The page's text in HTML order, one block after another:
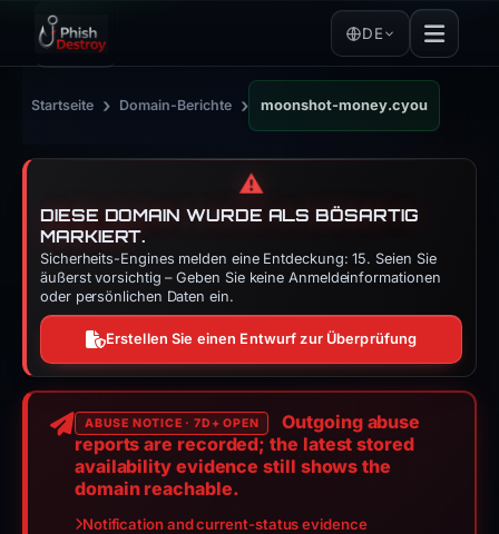
DE
Startseite › Domain-Berichte › moonshot-money.cyou
⚠️
DIESE DOMAIN WURDE ALS BÖSARTIG
MARKIERT.
Sicherheits-Engines melden eine Entdeckung: 15. Seien Sie
äußerst vorsichtig – Geben Sie keine Anmeldeinformationen
oder persönlichen Daten ein.
Erstellen Sie einen Entwurf zur Überprüfung
ABUSE NOTICE · 7D+ OPEN
Outgoing abuse
reports are recorded; the latest stored
availability evidence still shows the
domain reachable.
Notification and current-status evidence